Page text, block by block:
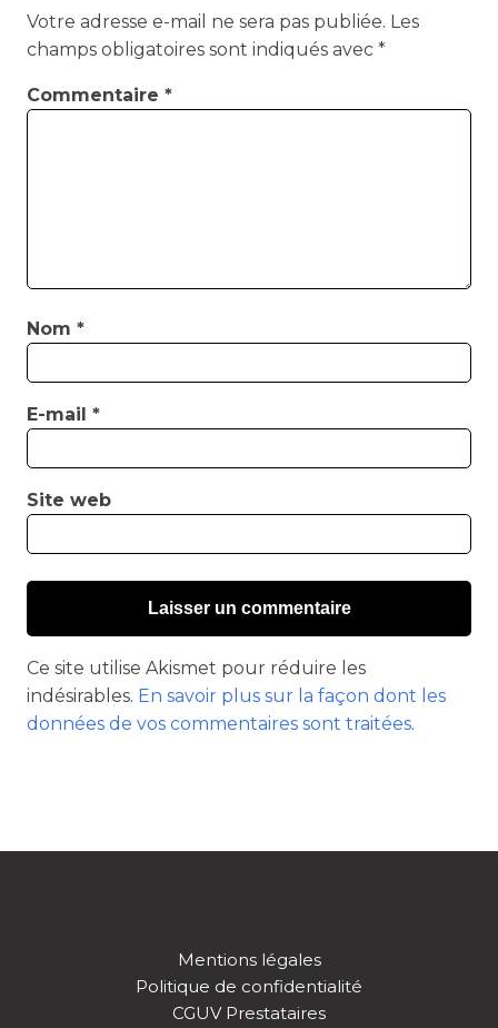
Votre adresse e-mail ne sera pas publiée. Les
champs obligatoires sont indiqués avec *
Commentaire *
Nom *
E-mail *
Site web
Ce site utilise Akismet pour réduire les
indésirables. En savoir plus sur la façon dont les
données de vos commentaires sont traitées.
Mentions légales
Politique de confidentialité
CGUV Prestataires